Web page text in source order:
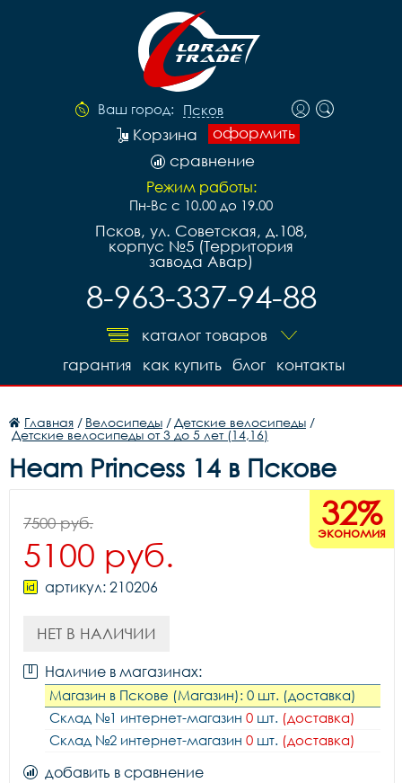
Ваш город: Псков
оформить
Корзина
сравнение
Режим работы:
Пн-Вс с 10.00 до 19.00
Псков, ул. Советская, д.108,
корпус №5 (Территория
завода Авар)
8-963-337-94-88
каталог товаров
контакты
блог
как купить
гарантия
Главная / Велосипеды / Детские велосипеды /
Детские велосипеды от 3 до 5 лет (14,16)
Heam Princess 14 в Пскове
32%
экономия
7500 руб.
5100 руб.
артикул: 210206
НЕТ В НАЛИЧИИ
Наличие в магазинах:
Магазин в Пскове (Магазин): 0 шт. (доставка)
Склад №1 интернет-магазин 0 шт. (доставка)
Склад №2 интернет-магазин 0 шт. (доставка)
добавить в сравнение